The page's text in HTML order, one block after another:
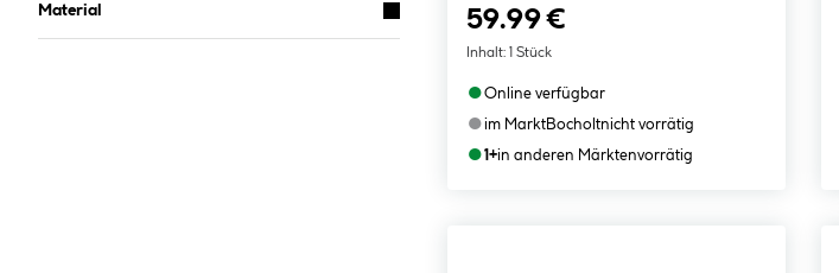
Material 59.99 €
Inhalt: 1 Stück
●Online verfügbar
●im MarktBocholtnicht vorrätig
●1+in anderen Märktenvorrätig